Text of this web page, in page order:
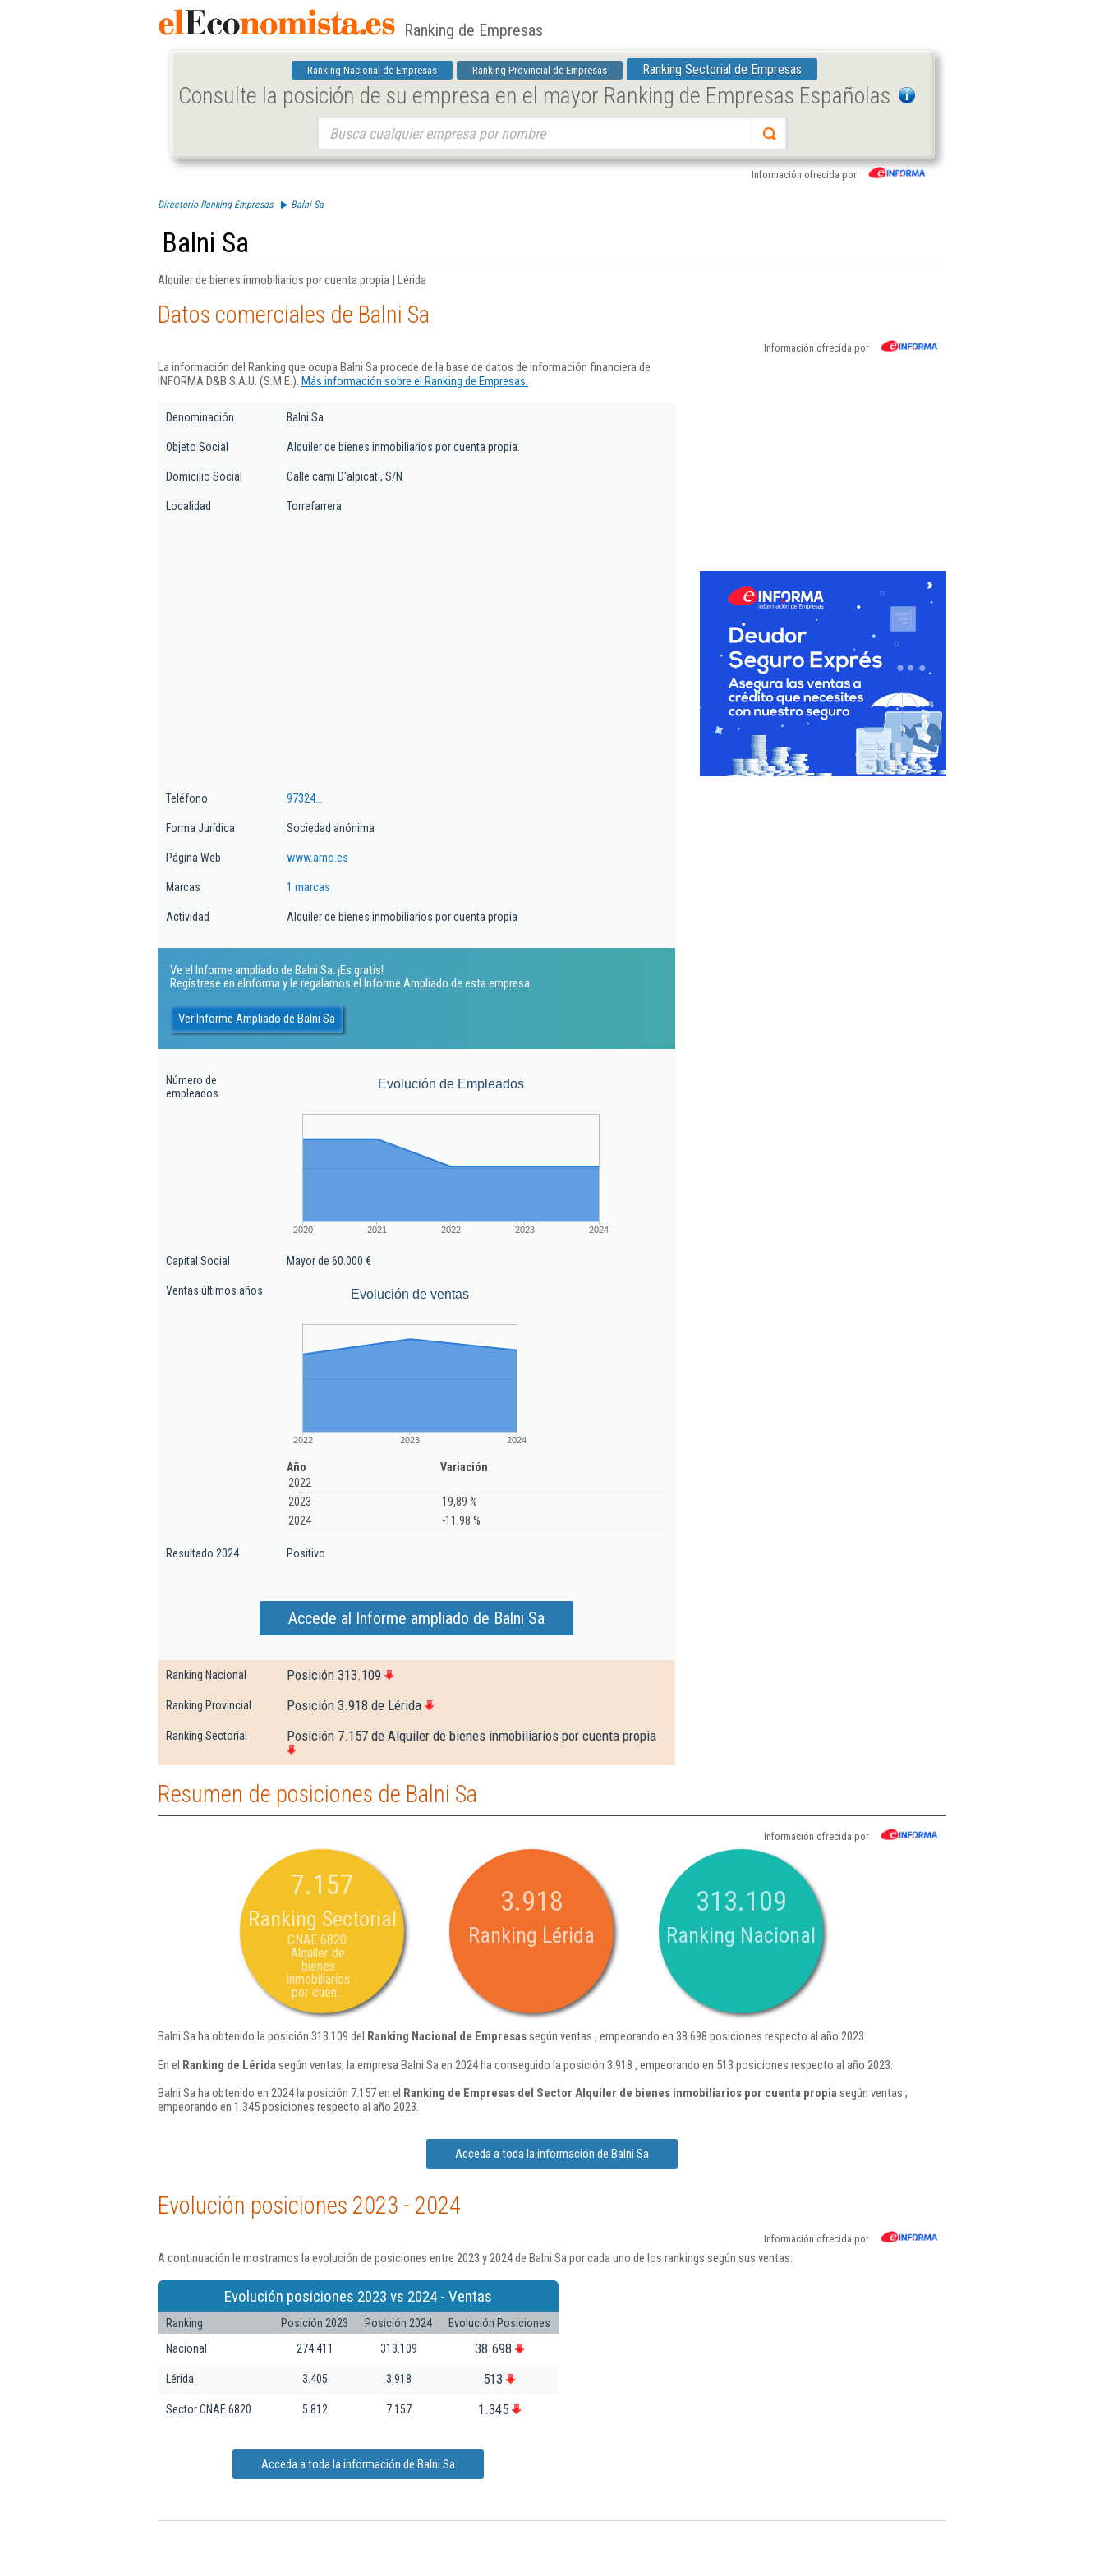
Ranking de Empresas
Ranking Nacional de Empresas Ranking Provincial de Empresas Ranking Sectorial de Empresas
Consulte la posición de su empresa en el mayor Ranking de Empresas Españolas
Información ofrecida por
Directorio Ranking Empresas Balni Sa
Balni Sa
Alquiler de bienes inmobiliarios por cuenta propia | Lérida
Datos comerciales de Balni Sa
Información ofrecida por
La información del Ranking que ocupa Balni Sa procede de la base de datos de información financiera de
INFORMA D&B S.A.U. (S.M.E.). Más información sobre el Ranking de Empresas.
Denominación Balni Sa
Objeto Social Alquiler de bienes inmobiliarios por cuenta propia.
Domicilio Social Calle cami D'alpicat , S/N
Localidad Torrefarrera
Teléfono 97324...
Forma Jurídica Sociedad anónima
Página Web www.arno.es
Marcas 1 marcas
Actividad Alquiler de bienes inmobiliarios por cuenta propia
Ve el Informe ampliado de Balni Sa. ¡Es gratis!
Regístrese en eInforma y le regalamos el Informe Ampliado de esta empresa
Ver Informe Ampliado de Balni Sa
Número de
empleados
Evolución de Empleados
2020 2021 2022 2023 2024
Capital Social Mayor de 60.000 €
Ventas últimos años Evolución de ventas
2022 2023 2024
Año
Variación
2022
2023
19,89 %
2024
-11,98 %
Resultado 2024 Positivo
Accede al Informe ampliado de Balni Sa
Ranking Nacional Posición 313.109
Ranking Provincial Posición 3.918 de Lérida
Ranking Sectorial Posición 7.157 de Alquiler de bienes inmobiliarios por cuenta propia
Resumen de posiciones de Balni Sa
Información ofrecida por
7.157
Ranking Sectorial
CNAE 6820:
Alquiler de
bienes
inmobiliarios
por cuen...
3.918
Ranking Lérida
313.109
Ranking Nacional
Balni Sa ha obtenido la posición 313.109 del Ranking Nacional de Empresassegún ventas , empeorando en 38.698 posiciones respecto al año 2023.
En el Ranking de Lérida según ventas, la empresa Balni Sa en 2024 ha conseguido la posición 3.918 , empeorando en 513 posiciones respecto al año 2023.
Balni Sa ha obtenido en 2024 la posición 7.157 en el Ranking de Empresas del Sector Alquiler de bienes inmobiliarios por cuenta propiasegún ventas ,
empeorando en 1.345 posiciones respecto al año 2023.
Acceda a toda la información de Balni Sa
Evolución posiciones 2023 - 2024
Información ofrecida por
A continuación le mostramos la evolución de posiciones entre 2023 y 2024 de Balni Sa por cada uno de los rankings según sus ventas:
Evolución posiciones 2023 vs 2024 - Ventas
Ranking Posición 2023 Posición 2024
Evolución Posiciones
Nacional
274.411 313.109 38.698
Lérida 3.405 3.918 513
Sector CNAE 6820 5.812 7.157 1.345
Acceda a toda la información de Balni Sa